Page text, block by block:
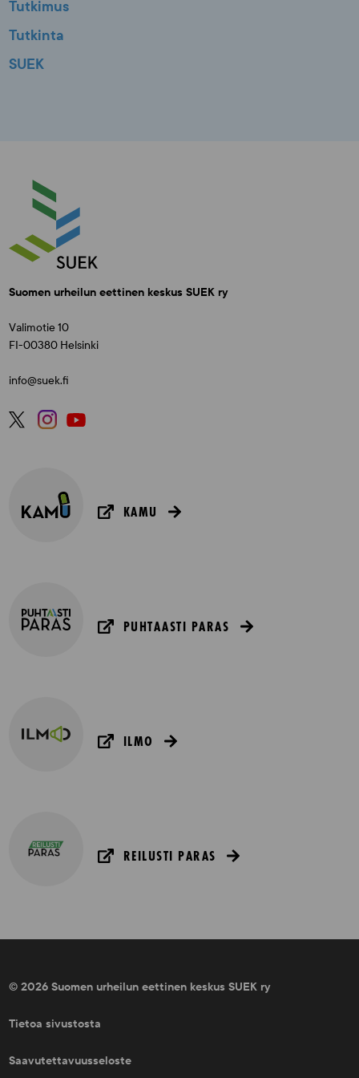
Tutkimus
Tutkinta
SUEK
Suomen urheilun eettinen keskus SUEK ry
Valimotie 10
FI-00380 Helsinki
info@suek.fi
KAMU
PUHTAASTI PARAS
ILMO
REILUSTI PARAS
© 2026 Suomen urheilun eettinen keskus SUEK ry
Tietoa sivustosta
Saavutettavuusseloste